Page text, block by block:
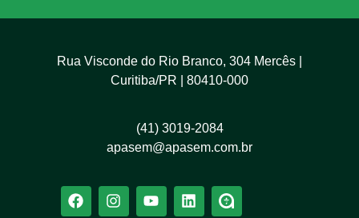
Rua Visconde do Rio Branco, 304 Mercês |
Curitiba/PR | 80410-000
(41) 3019-2084
apasem@apasem.com.br